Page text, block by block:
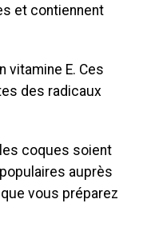
et contiennent
vitamine E. Ces
des radicaux
coques soient
auprès
vous préparez